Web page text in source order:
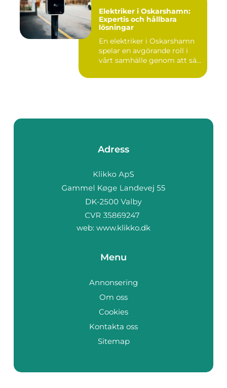
Elektriker i Oskarshamn:
Expertis och hållbara
lösningar
En elektriker i Oskarshamn
spelar en avgörande roll i
vårt samhälle genom att sä...
Adress
web: www.klikko.dk
Menu
Annonsering
Om oss
Cookies
Kontakta oss
Sitemap